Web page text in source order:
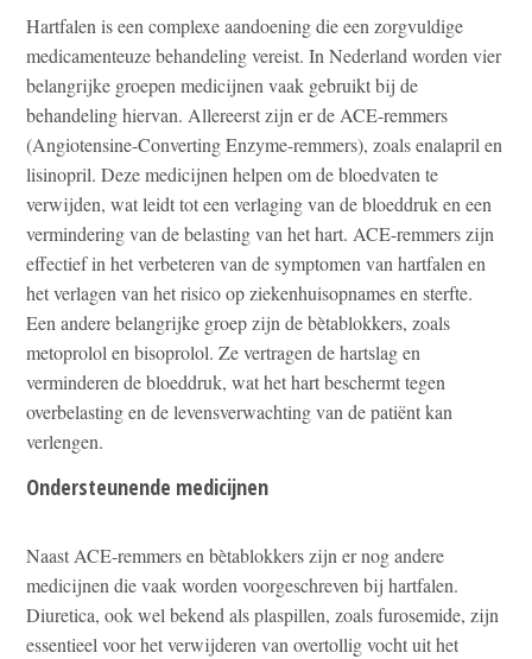
Hartfalen is een complexe aandoening die een zorgvuldige
medicamenteuze behandeling vereist. In Nederland worden vier
belangrijke groepen medicijnen vaak gebruikt bij de
behandeling hiervan. Allereerst zijn er de ACE-remmers
(Angiotensine-Converting Enzyme-remmers), zoals enalapril en
lisinopril. Deze medicijnen helpen om de bloedvaten te
verwijden, wat leidt tot een verlaging van de bloeddruk en een
vermindering van de belasting van het hart. ACE-remmers zijn
effectief in het verbeteren van de symptomen van hartfalen en
het verlagen van het risico op ziekenhuisopnames en sterfte.
Een andere belangrijke groep zijn de bètablokkers, zoals
metoprolol en bisoprolol. Ze vertragen de hartslag en
verminderen de bloeddruk, wat het hart beschermt tegen
overbelasting en de levensverwachting van de patiënt kan
verlengen.
Ondersteunende medicijnen
Naast ACE-remmers en bètablokkers zijn er nog andere
medicijnen die vaak worden voorgeschreven bij hartfalen.
Diuretica, ook wel bekend als plaspillen, zoals furosemide, zijn
essentieel voor het verwijderen van overtollig vocht uit het